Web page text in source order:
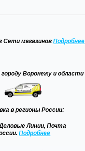
Сети магазиновПодробнее
городу Воронежу и области
в регионы России:
Линии, Почта
Подробнее